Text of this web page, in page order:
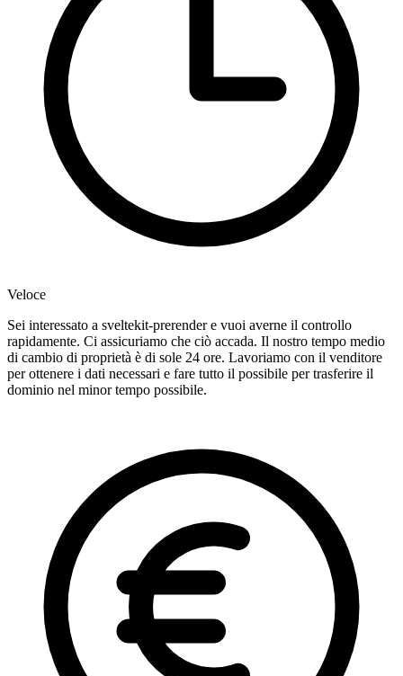
Veloce
Sei interessato a sveltekit-prerender e vuoi averne il controllo
rapidamente. Ci assicuriamo che ciò accada. Il nostro tempo medio
di cambio di proprietà è di sole 24 ore. Lavoriamo con il venditore
per ottenere i dati necessari e fare tutto il possibile per trasferire il
dominio nel minor tempo possibile.